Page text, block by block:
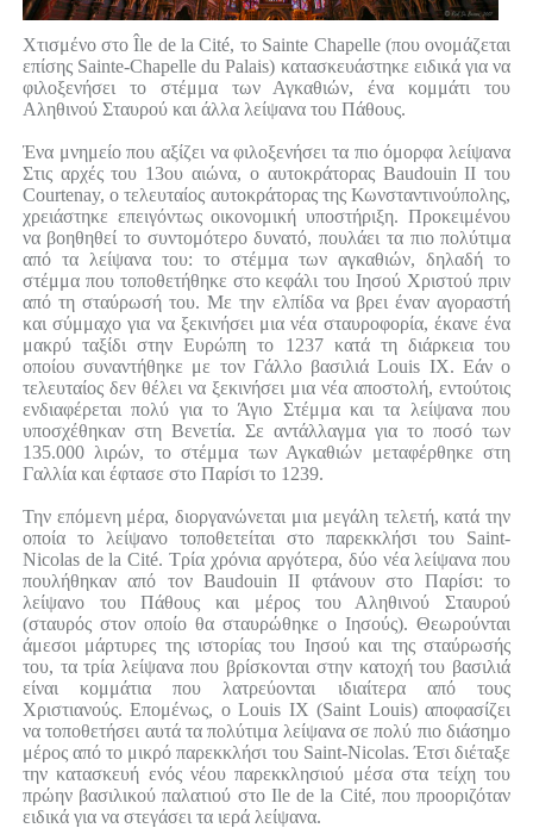
Χτισμένο στο Île de la Cité, το Sainte Chapelle (που ονομάζεται
επίσης Sainte-Chapelle du Palais) κατασκευάστηκε ειδικά για να
φιλοξενήσει το στέμμα των Αγκαθιών, ένα κομμάτι του
Αληθινού Σταυρού και άλλα λείψανα του Πάθους.
Ένα μνημείο που αξίζει να φιλοξενήσει τα πιο όμορφα λείψανα
Στις αρχές του 13ου αιώνα, ο αυτοκράτορας Baudouin II του
Courtenay, ο τελευταίος αυτοκράτορας της Κωνσταντινούπολης,
χρειάστηκε επειγόντως οικονομική υποστήριξη. Προκειμένου
να βοηθηθεί το συντομότερο δυνατό, πουλάει τα πιο πολύτιμα
από τα λείψανα του: το στέμμα των αγκαθιών, δηλαδή το
στέμμα που τοποθετήθηκε στο κεφάλι του Ιησού Χριστού πριν
από τη σταύρωσή του. Με την ελπίδα να βρει έναν αγοραστή
και σύμμαχο για να ξεκινήσει μια νέα σταυροφορία, έκανε ένα
μακρύ ταξίδι στην Ευρώπη το 1237 κατά τη διάρκεια του
οποίου συναντήθηκε με τον Γάλλο βασιλιά Louis IX. Εάν ο
τελευταίος δεν θέλει να ξεκινήσει μια νέα αποστολή, εντούτοις
ενδιαφέρεται πολύ για το Άγιο Στέμμα και τα λείψανα που
υποσχέθηκαν στη Βενετία. Σε αντάλλαγμα για το ποσό των
135.000 λιρών, το στέμμα των Αγκαθιών μεταφέρθηκε στη
Γαλλία και έφτασε στο Παρίσι το 1239.
Την επόμενη μέρα, διοργανώνεται μια μεγάλη τελετή, κατά την
οποία το λείψανο τοποθετείται στο παρεκκλήσι του Saint-
Nicolas de la Cité. Τρία χρόνια αργότερα, δύο νέα λείψανα που
πουλήθηκαν από τον Baudouin II φτάνουν στο Παρίσι: το
λείψανο του Πάθους και μέρος του Αληθινού Σταυρού
(σταυρός στον οποίο θα σταυρώθηκε ο Ιησούς). Θεωρούνται
άμεσοι μάρτυρες της ιστορίας του Ιησού και της σταύρωσής
του, τα τρία λείψανα που βρίσκονται στην κατοχή του βασιλιά
είναι κομμάτια που λατρεύονται ιδιαίτερα από τους
Χριστιανούς. Επομένως, ο Louis IX (Saint Louis) αποφασίζει
να τοποθετήσει αυτά τα πολύτιμα λείψανα σε πολύ πιο διάσημο
μέρος από το μικρό παρεκκλήσι του Saint-Nicolas. Έτσι διέταξε
την κατασκευή ενός νέου παρεκκλησιού μέσα στα τείχη του
πρώην βασιλικού παλατιού στο Ile de la Cité, που προοριζόταν
ειδικά για να στεγάσει τα ιερά λείψανα.